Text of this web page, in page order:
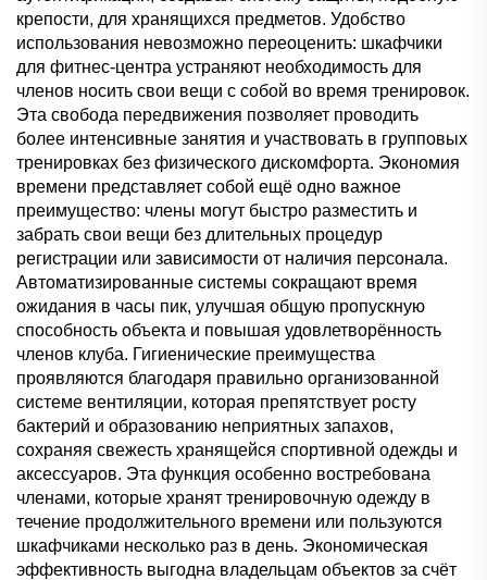
крепости, для хранящихся предметов. Удобство
использования невозможно переоценить: шкафчики
для фитнес-центра устраняют необходимость для
членов носить свои вещи с собой во время тренировок.
Эта свобода передвижения позволяет проводить
более интенсивные занятия и участвовать в групповых
тренировках без физического дискомфорта. Экономия
времени представляет собой ещё одно важное
преимущество: члены могут быстро разместить и
забрать свои вещи без длительных процедур
регистрации или зависимости от наличия персонала.
Автоматизированные системы сокращают время
ожидания в часы пик, улучшая общую пропускную
способность объекта и повышая удовлетворённость
членов клуба. Гигиенические преимущества
проявляются благодаря правильно организованной
системе вентиляции, которая препятствует росту
бактерий и образованию неприятных запахов,
сохраняя свежесть хранящейся спортивной одежды и
аксессуаров. Эта функция особенно востребована
членами, которые хранят тренировочную одежду в
течение продолжительного времени или пользуются
шкафчиками несколько раз в день. Экономическая
эффективность выгодна владельцам объектов за счёт